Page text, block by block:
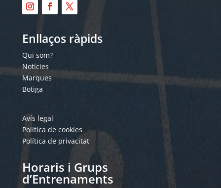
Enllaços ràpids
Qui som?
Notícies
Marques
Botiga
Avís legal
Política de cookies
Política de privacitat
Horaris i Grups
d’Entrenaments